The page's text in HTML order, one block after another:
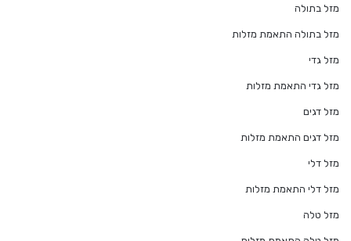
מזל בתולה
מזל בתולה התאמת מזלות
מזל גדי
מזל גדי התאמת מזלות
מזל דגים
מזל דגים התאמת מזלות
מזל דלי
מזל דלי התאמת מזלות
מזל טלה